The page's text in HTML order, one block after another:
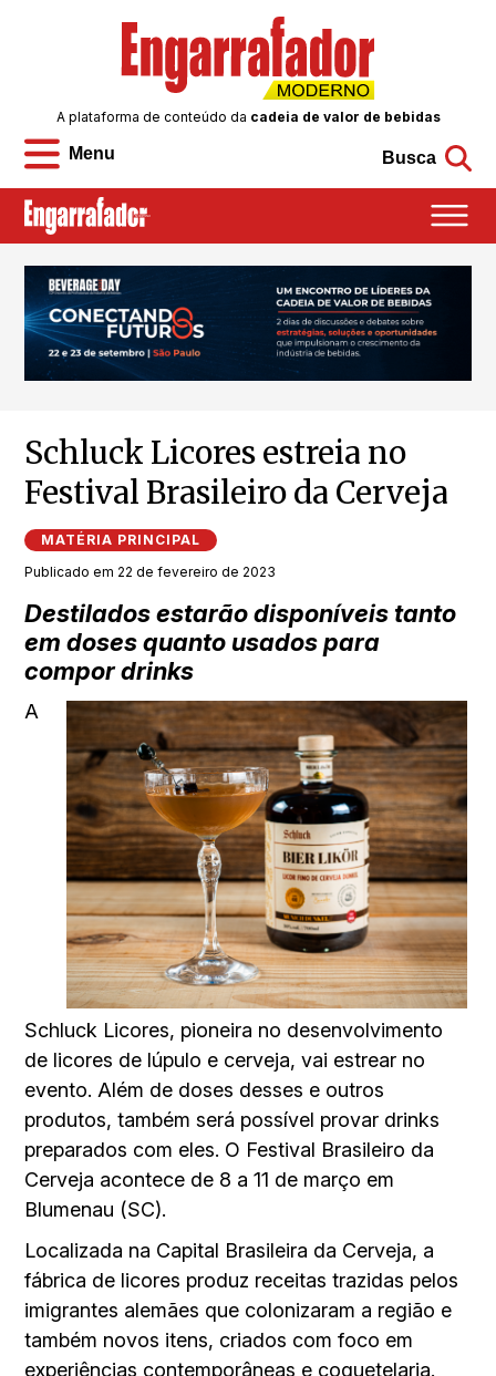
Menu
A plataforma de conteúdo da cadeia de valor de bebidas
Busca
Schluck Licores estreia no
Festival Brasileiro da Cerveja
MATÉRIA PRINCIPAL
Publicado em 22 de fevereiro de 2023
Destilados estarão disponíveis tanto
em doses quanto usados para
compor drinks
A
Schluck Licores, pioneira no desenvolvimento
de licores de lúpulo e cerveja, vai estrear no
evento. Além de doses desses e outros
produtos, também será possível provar drinks
preparados com eles. O Festival Brasileiro da
Cerveja acontece de 8 a 11 de março em
Blumenau (SC).
Localizada na Capital Brasileira da Cerveja, a
fábrica de licores produz receitas trazidas pelos
imigrantes alemães que colonizaram a região e
também novos itens, criados com foco em
experiências contemporâneas e coquetelaria.